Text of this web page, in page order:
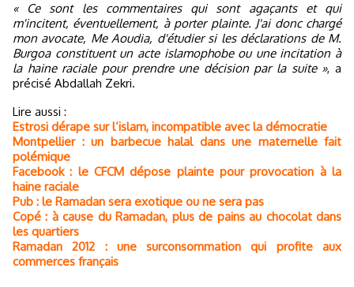
« Ce sont les commentaires qui sont agaçants et qui
m'incitent, éventuellement, à porter plainte. J'ai donc chargé
mon avocate, Me Aoudia, d'étudier si les déclarations de M.
Burgoa constituent un acte islamophobe ou une incitation à
la haine raciale pour prendre une décision par la suite », a
précisé Abdallah Zekri.
Lire aussi :
Estrosi dérape sur l’islam, incompatible avec la démocratie
Montpellier : un barbecue halal dans une maternelle fait
polémique
Facebook : le CFCM dépose plainte pour provocation à la
haine raciale
Pub : le Ramadan sera exotique ou ne sera pas
Copé : à cause du Ramadan, plus de pains au chocolat dans
les quartiers
Ramadan 2012 : une surconsommation qui profite aux
commerces français